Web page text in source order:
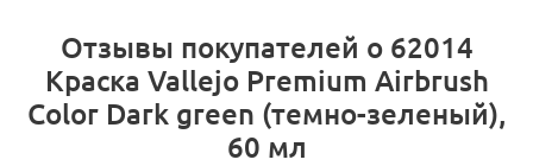
Отзывы покупателей о 62014
Краска Vallejo Premium Airbrush
Color Dark green (темно-зеленый),
60 мл